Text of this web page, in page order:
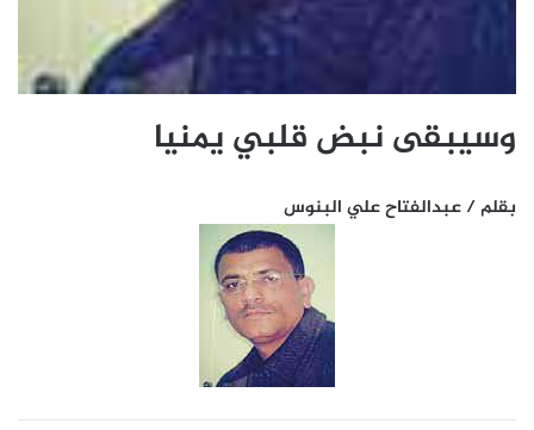
وسيبقى نبض قلبي يمنيا
بقلم / عبدالفتاح علي البنوس